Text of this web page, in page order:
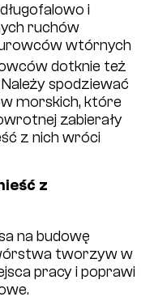
i
ruchów
wtórnych
dotknie też
spodziewać
morskich, które
zabierały
z nich wróci
z
na budowę
tworzyw w
pracy i poprawi